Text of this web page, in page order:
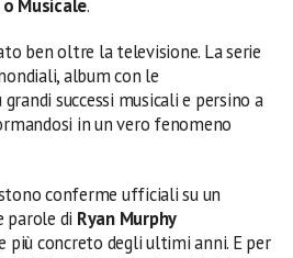
Musicale.
ben oltre la televisione. La serie
album con le
successi musicali e persino a
in un vero fenomeno
conferme ufficiali su un
parole di Ryan Murphy
più concreto degli ultimi anni. E per